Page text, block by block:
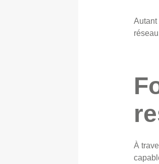
Autant
À